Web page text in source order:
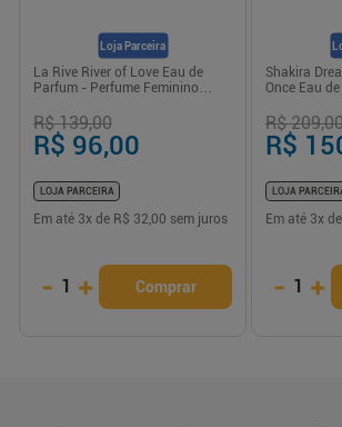
Loja Parceira
La Rive River of Love Eau de
Parfum - Perfume Feminino
R$ 139,00
R$ 96,00
LOJA PARCEIRA
Em até 3x de R$ 32,00 sem juros
- 1 + Comprar
Shakira
Once Eau
R$
R$
LOJA
Em até 3x de
- 1 +